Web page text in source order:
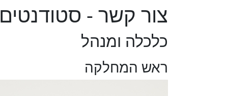
צור קשר - סטודנטים
כלכלה ומנהל
ראש המחלקה